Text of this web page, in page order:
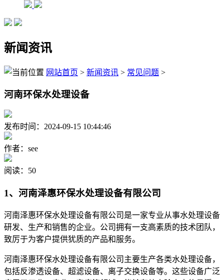
新闻资讯
网站首页 > 新闻资讯 > 常见问题 >
河南环保水处理设备
发布时间：2024-09-15 10:44:46
作者：see
阅读：50
1、河南泽惠环保水处理设备有限公司
河南泽惠环保水处理设备有限公司是一家专业从事水处理设备
研发、生产和销售的企业。公司拥有一支高素质的技术团队，
致厉于为客户提供犹质的产品和服务。
河南泽惠环保水处理设备有限公司主要生产各类水处理设备，
包括反渗透设备、超滤设备、离子交换设备等。这些设备广泛